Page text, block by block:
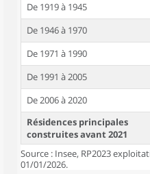
De 1919 à 1945
De 1946 à 1970
De 1971 à 1990
De 1991 à 2005
De 2006 à 2020
Résidences principales
construites avant 2021
Source : Insee, RP2023
01/01/2026.